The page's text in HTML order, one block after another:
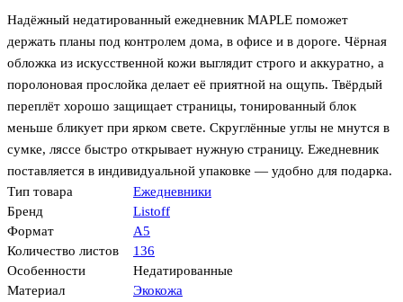
Надёжный недатированный ежедневник MAPLE поможет
держать планы под контролем дома, в офисе и в дороге. Чёрная
обложка из искусственной кожи выглядит строго и аккуратно, а
поролоновая прослойка делает её приятной на ощупь. Твёрдый
переплёт хорошо защищает страницы, тонированный блок
меньше бликует при ярком свете. Скруглённые углы не мнутся в
сумке, ляссе быстро открывает нужную страницу. Ежедневник
поставляется в индивидуальной упаковке — удобно для подарка.
Тип товара
Ежедневники
Бренд
Listoff
Формат
А5
Количество листов
136
Особенности
Недатированные
Материал
Экокожа